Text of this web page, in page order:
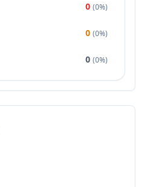
0 (0%)
0 (0%)
0 (0%)